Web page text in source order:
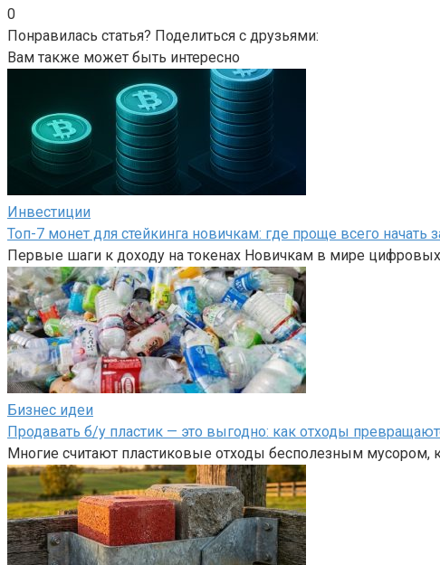
0
Понравилась статья? Поделиться с друзьями:
Вам также может быть интересно
Инвестиции
Топ-7 монет для стейкинга новичкам: где проще всего начать
Первые шаги к доходу на токенах Новичкам в мире
Бизнес идеи
Продавать б/у пластик — это выгодно: как отходы
Многие считают пластиковые отходы бесполезным мусором,